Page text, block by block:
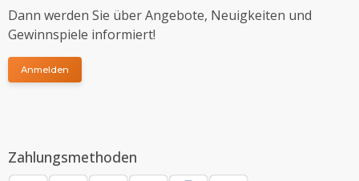
Dann werden Sie über Angebote, Neuigkeiten und
Gewinnspiele informiert!
Anmelden
Zahlungsmethoden